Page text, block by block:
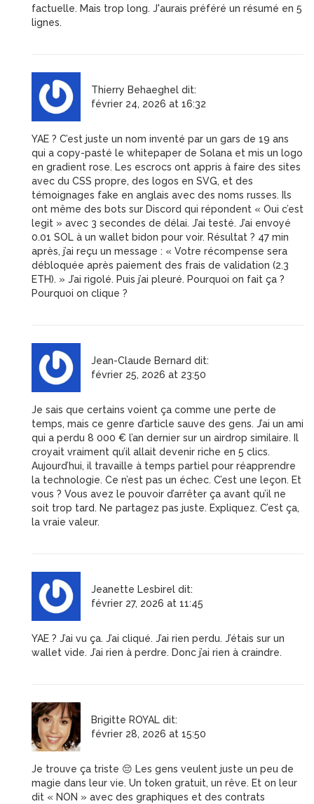
factuelle. Mais trop long. J'aurais préféré un résumé en 5
lignes.
Thierry Behaeghel dit:
février 24, 2026 at 16:32
YAE ? C’est juste un nom inventé par un gars de 19 ans
qui a copy-pasté le whitepaper de Solana et mis un logo
en gradient rose. Les escrocs ont appris à faire des sites
avec du CSS propre, des logos en SVG, et des
témoignages fake en anglais avec des noms russes. Ils
ont même des bots sur Discord qui répondent « Oui c’est
legit » avec 3 secondes de délai. J’ai testé. J’ai envoyé
0.01 SOL à un wallet bidon pour voir. Résultat ? 47 min
après, j’ai reçu un message : « Votre récompense sera
débloquée après paiement des frais de validation (2.3
ETH). » J’ai rigolé. Puis j’ai pleuré. Pourquoi on fait ça ?
Pourquoi on clique ?
Jean-Claude Bernard dit:
février 25, 2026 at 23:50
Je sais que certains voient ça comme une perte de
temps, mais ce genre d’article sauve des gens. J’ai un ami
qui a perdu 8 000 € l’an dernier sur un airdrop similaire. Il
croyait vraiment qu’il allait devenir riche en 5 clics.
Aujourd’hui, il travaille à temps partiel pour réapprendre
la technologie. Ce n’est pas un échec. C’est une leçon. Et
vous ? Vous avez le pouvoir d’arrêter ça avant qu’il ne
soit trop tard. Ne partagez pas juste. Expliquez. C’est ça,
la vraie valeur.
Jeanette Lesbirel dit:
février 27, 2026 at 11:45
YAE ? J’ai vu ça. J’ai cliqué. J’ai rien perdu. J’étais sur un
wallet vide. J’ai rien à perdre. Donc j’ai rien à craindre.
Brigitte ROYAL dit:
février 28, 2026 at 15:50
Je trouve ça triste 😔 Les gens veulent juste un peu de
magie dans leur vie. Un token gratuit, un rêve. Et on leur
dit « NON » avec des graphiques et des contrats